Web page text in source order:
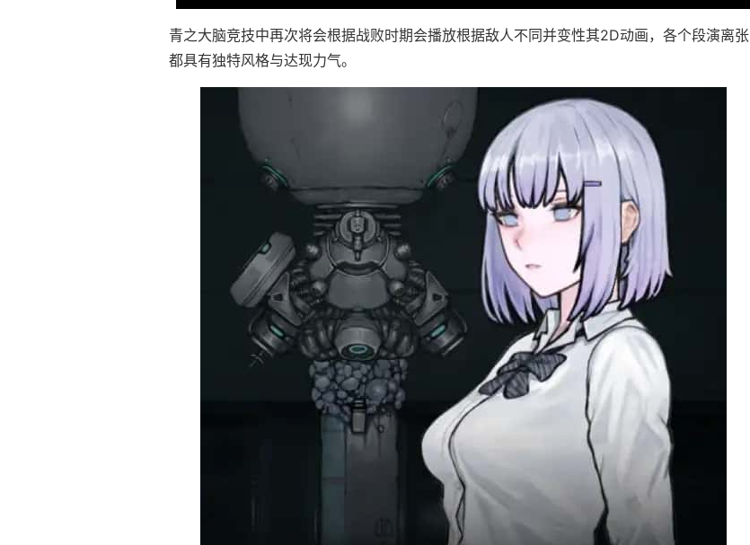
青之大脑竞技中再次将会根据战败时期会播放根据敌人不同并变性其2D动画，各个段演离张
都具有独特风格与达现力气。